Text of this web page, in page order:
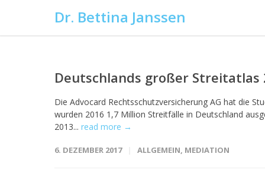
Dr. Bettina Janssen
Deutschlands großer Streitatlas
Die Advocard Rechtsschutzversicherung AG hat die
wurden 2016 1,7 Million Streitfälle in Deutschland
2013... read more →
6. DEZEMBER 2017 ALLGEMEIN, MEDIATION